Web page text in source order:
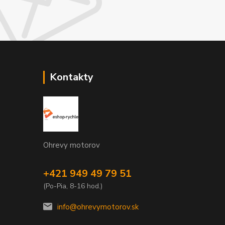
Kontakty
Ohrevy motorov
+421 949 49 79 51
(Po-Pia, 8-16 hod.)
info@ohrevymotorov.sk